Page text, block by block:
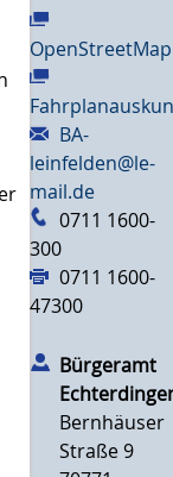
OpenStreetMap
BA-
leinfelden@le-
mail.de
0711 1600-
300
0711 1600-
47300
Bürgeramt
Bernhäuser
Straße 9